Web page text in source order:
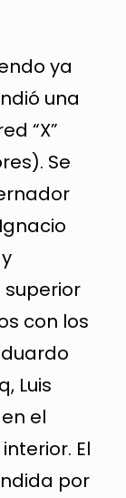
ya
una
“X”
Se
superior
con los
Luis
el
El
por